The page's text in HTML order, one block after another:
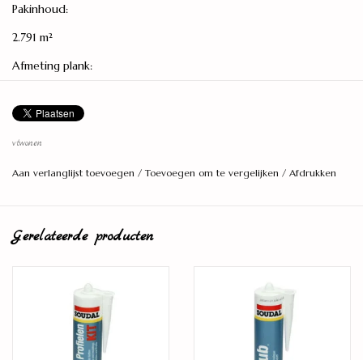
Pakinhoud:
2.791 m²
Afmeting plank:
Toplaag:
0.55 mm
Zwenkwielgeschikt:
Gebruiksklasse:
consument 15 jaar / project 8 jaar
vtwonen
Aan verlanglijst toevoegen /Toevoegen om te vergelijken / Afdrukken
Gerelateerde producten